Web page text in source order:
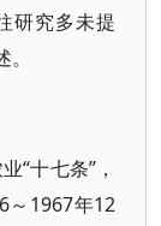
研究多未提
“十七条”，
～1967年12